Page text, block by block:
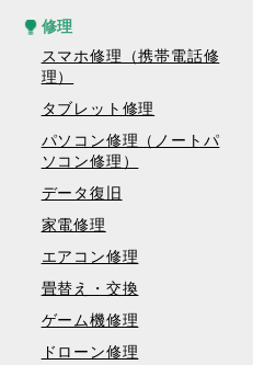
修理
スマホ修理（携帯電話修
理）
タブレット修理
パソコン修理（ノートパ
ソコン修理）
データ復旧
家電修理
エアコン修理
畳替え・交換
ゲーム機修理
ドローン修理